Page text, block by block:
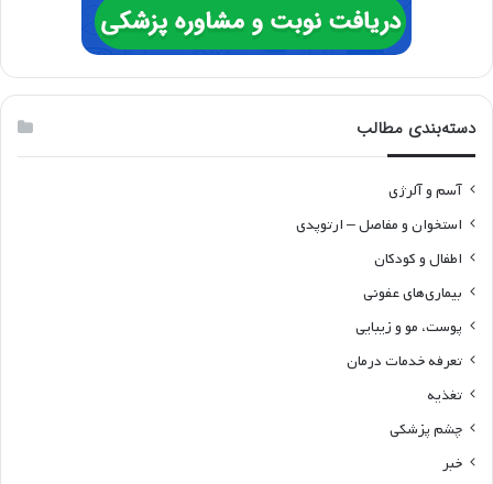
دسته‌بندی مطالب
آسم و آلرژی
استخوان و مفاصل – ارتوپدی
اطفال و کودکان
بیماری‌های عفونی
پوست، مو و زیبایی
تعرفه خدمات درمان
تغذیه
چشم پزشکی
خبر